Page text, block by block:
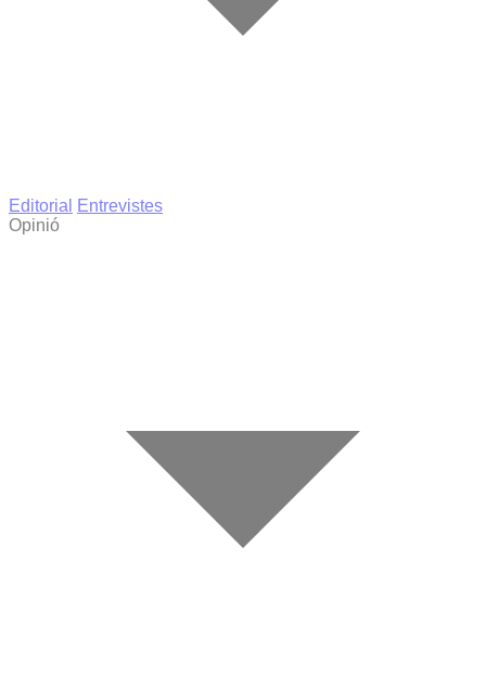
Editorial
Entrevistes
Opinió